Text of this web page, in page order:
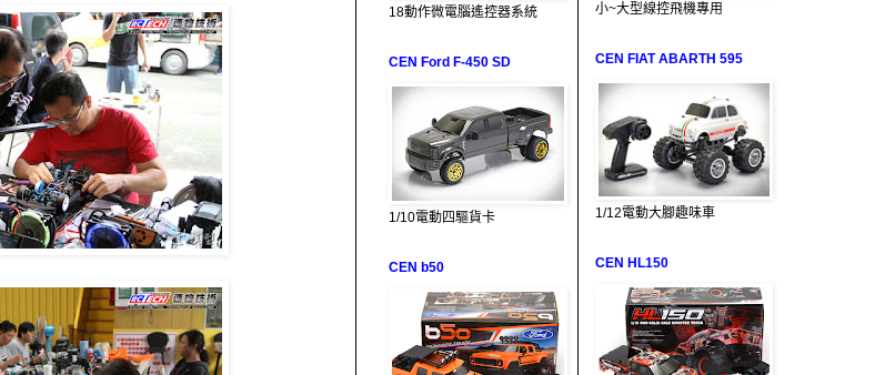
18動作微電腦遙控器系統
CEN Ford F-450 SD
1/10電動四驅貨卡
CEN b50
小~大型線控飛機專用
CEN FIAT ABARTH 595
1/12電動大腳趣味車
CEN HL150